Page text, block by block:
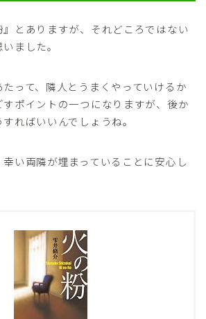
とありますが、それどころではない
ました。
って、隣人とうまくやっていけるか
すポイントの一つになりますが、後か
ればいいんでしょうね。
い両隣が埋まっていることに安心し